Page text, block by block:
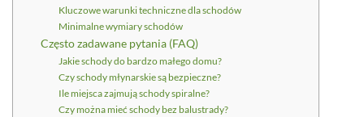
Kluczowe warunki techniczne dla schodów
Minimalne wymiary schodów
Często zadawane pytania (FAQ)
Jakie schody do bardzo małego domu?
Czy schody młynarskie są bezpieczne?
Ile miejsca zajmują schody spiralne?
Czy można mieć schody bez balustrady?